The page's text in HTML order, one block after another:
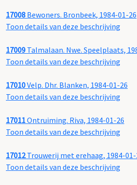
17008 Bewoners. Bronbeek, 1984-01-26
Toon details van deze beschrijving
17009 Talmalaan. Nwe. Speelplaats,
Toon details van deze beschrijving
17010Velp. Dhr. Blanken, 1984-01-26
Toon details van deze beschrijving
17011Ontruiming. Riva, 1984-01-26
Toon details van deze beschrijving
17012Trouwerij met erehaag, 1984-
Toon details van deze beschrijving